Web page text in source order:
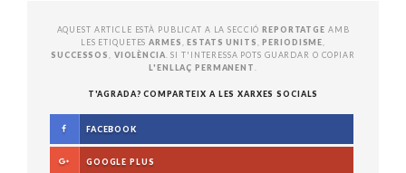
AQUEST ARTICLE ESTÀ PUBLICAT A LA SECCIÓREPORTATGE AMB
LES ETIQUETESARMES ,ESTATS UNITS ,PERIODISME
SUCCESSOS
VIOLÈNCIA . SI T'INTERESSA POTS GUARDAR O COPIAR
L'ENLLAÇ PERMANENT
T'AGRADA? COMPARTEIX A LES XARXES SOCIALS
FACEBOOK
GOOGLE PLUS